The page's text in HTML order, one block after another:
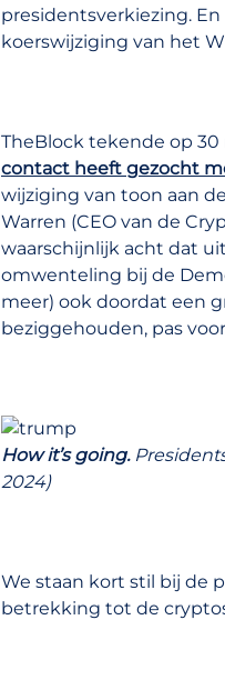
presidentsverkiezing.
koerswijziging van het
TheBlock tekende op
contact heeft gezocht
wijziging van toon aan
Warren (CEO van de
waarschijnlijk acht dat
omwenteling bij de
meer) ook doordat een
beziggehouden, pas
How it’s going.
2024)
We staan kort stil bij de
betrekking tot de